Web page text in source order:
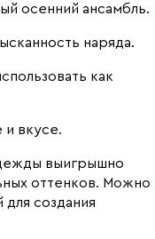
осенний ансамбль.
наряда.
как
и вкусе.
выигрышно
оттенков. Можно
создания